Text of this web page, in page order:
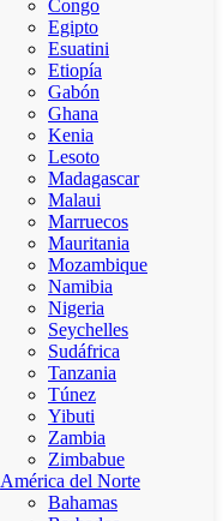
Congo
Egipto
Esuatini
Etiopía
Gabón
Ghana
Kenia
Lesoto
Madagascar
Malaui
Marruecos
Mauritania
Mozambique
Namibia
Nigeria
Seychelles
Sudáfrica
Tanzania
Túnez
Yibuti
Zambia
Zimbabue
América del Norte
Bahamas